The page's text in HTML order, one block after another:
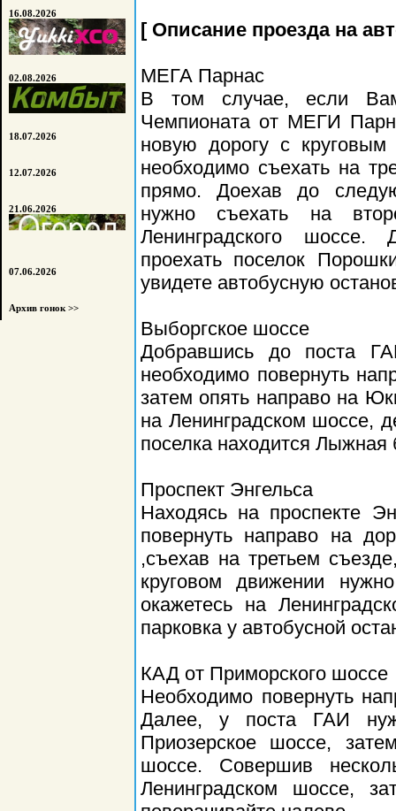
[ Описание проезда на
МЕГА Парнас
В том случае, если
Чемпионата от МЕГИ
новую дорогу с
необходимо съехать на
прямо. Доехав до
нужно съехать на
Ленинградского
проехать поселок
увидете автобусную
Выборгское шоссе
Добравшись до поста
необходимо повернуть
затем опять направо на
на Ленинградском шоссе,
поселка находится Лыжная
Проспект Энгельса
Находясь на проспекте
повернуть направо на
,съехав на третьем
круговом движении
окажетесь на
парковка у автобусной
КАД от Приморского шоссе
Необходимо повернуть
Далее, у поста ГАИ
Приозерское шоссе,
шоссе. Совершив
Ленинградском шоссе,
16.08.2026
02.08.2026
18.07.2026
12.07.2026
21.06.2026
07.06.2026
Архив гонок >>